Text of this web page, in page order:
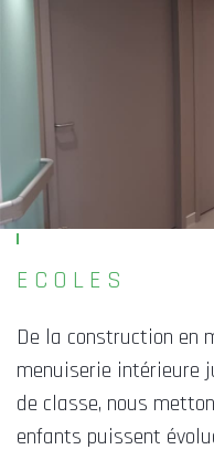
ECOLES
De la construction en
menuiserie intérieure
de classe, nous
enfants puissent